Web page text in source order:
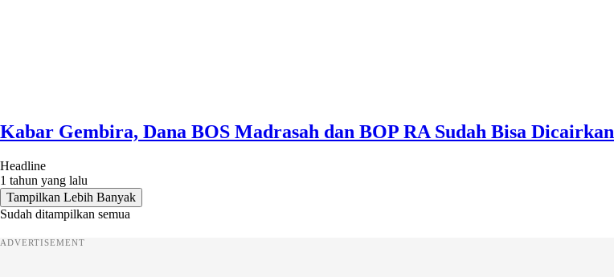
Kabar Gembira, Dana BOS Madrasah dan BOP RA Sudah Bisa Dicairkan
Headline
1 tahun yang lalu
Tampilkan Lebih Banyak
Sudah ditampilkan semua
ADVERTISEMENT